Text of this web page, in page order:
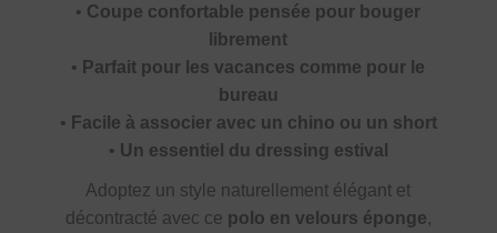
• Coupe confortable pensée pour bouger
librement
• Parfait pour les vacances comme pour le
bureau
• Facile à associer avec un chino ou un short
• Un essentiel du dressing estival
Adoptez un style naturellement élégant et
décontracté avec ce polo en velours éponge,